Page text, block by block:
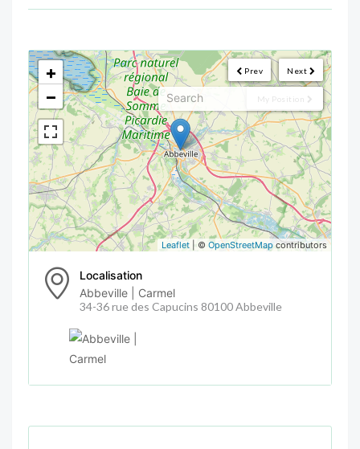
Next
Prev
My Position
<!---->
+
−
Leaflet | © OpenStreetMap contributors
Localisation
Abbeville | Carmel
34-36 rue des Capucins 80100 Abbeville